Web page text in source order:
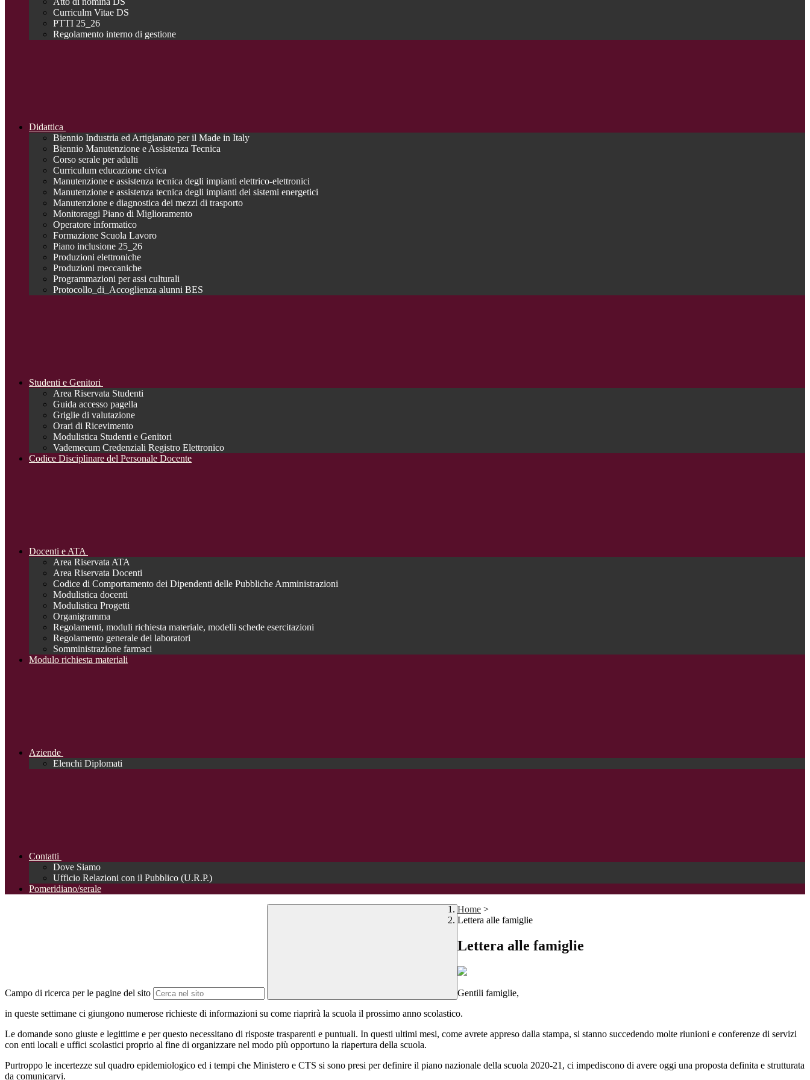
Curriculm Vitae DS
PTTI 25_26
Regolamento interno di gestione
Didattica
Biennio Industria ed Artigianato per il Made in Italy
Biennio Manutenzione e Assistenza Tecnica
Corso serale per adulti
Curriculum educazione civica
Manutenzione e assistenza tecnica degli impianti elettrico-elettronici
Manutenzione e assistenza tecnica degli impianti dei sistemi energetici
Manutenzione e diagnostica dei mezzi di trasporto
Monitoraggi Piano di Miglioramento
Operatore informatico
Formazione Scuola Lavoro
Piano inclusione 25_26
Produzioni elettroniche
Produzioni meccaniche
Programmazioni per assi culturali
Protocollo_di_Accoglienza alunni BES
Studenti e Genitori
Area Riservata Studenti
Guida accesso pagella
Griglie di valutazione
Orari di Ricevimento
Modulistica Studenti e Genitori
Vademecum Credenziali Registro Elettronico
Codice Disciplinare del Personale Docente
Docenti e ATA
Area Riservata ATA
Area Riservata Docenti
Codice di Comportamento dei Dipendenti delle Pubbliche Amministrazioni
Modulistica docenti
Modulistica Progetti
Organigramma
Regolamenti, moduli richiesta materiale, modelli schede esercitazioni
Regolamento generale dei laboratori
Somministrazione farmaci
Modulo richiesta materiali
Aziende
Elenchi Diplomati
Contatti
Dove Siamo
Ufficio Relazioni con il Pubblico (U.R.P.)
Pomeridiano/serale
Campo di ricerca per le pagine del sito
Home >
Lettera alle famiglie
Lettera alle famiglie
Gentili famiglie,
in queste settimane ci giungono numerose richieste di informazioni su come riaprirà la scuola il prossimo anno scolastico.
Le domande sono giuste e legittime e per questo necessitano di risposte trasparenti e puntuali. In questi ultimi mesi, come avrete appreso dalla stampa, si stanno succedendo molte riunioni e conferenze di servizi
con enti locali e uffici scolastici proprio al fine di organizzare nel modo più opportuno la riapertura della scuola.
Purtroppo le incertezze sul quadro epidemiologico ed i tempi che Ministero e CTS si sono presi per definire il piano nazionale della scuola 2020-21, ci impediscono di avere oggi una proposta definita e strutturata
da comunicarvi.